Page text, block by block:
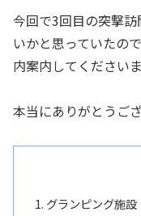
今回で3回目の突撃
いかと思っていたの
内案内してくださいま
本当にありがとうござ
グランピング施